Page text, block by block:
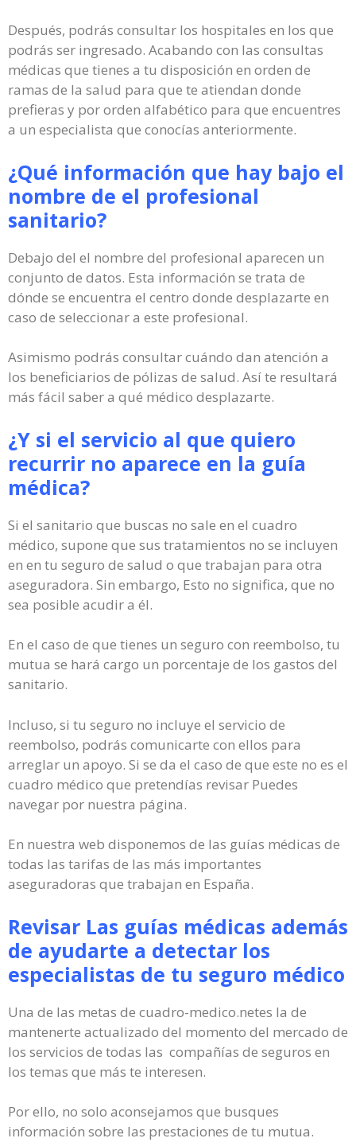
Después, podrás consultar los hospitales en los que
podrás ser ingresado. Acabando con las consultas
médicas que tienes a tu disposición en orden de
ramas de la salud para que te atiendan donde
prefieras y por orden alfabético para que encuentres
a un especialista que conocías anteriormente.
¿Qué información que hay bajo el
nombre de el profesional
sanitario?
Debajo del el nombre del profesional aparecen un
conjunto de datos. Esta información se trata de
dónde se encuentra el centro donde desplazarte en
caso de seleccionar a este profesional.
Asimismo podrás consultar cuándo dan atención a
los beneficiarios de pólizas de salud. Así te resultará
más fácil saber a qué médico desplazarte.
¿Y si el servicio al que quiero
recurrir no aparece en la guía
médica?
Si el sanitario que buscas no sale en el cuadro
médico, supone que sus tratamientos no se incluyen
en en tu seguro de salud o que trabajan para otra
aseguradora. Sin embargo, Esto no significa, que no
sea posible acudir a él.
En el caso de que tienes un seguro con reembolso, tu
mutua se hará cargo un porcentaje de los gastos del
sanitario.
Incluso, si tu seguro no incluye el servicio de
reembolso, podrás comunicarte con ellos para
arreglar un apoyo. Si se da el caso de que este no es el
cuadro médico que pretendías revisar Puedes
navegar por nuestra página.
En nuestra web disponemos de las guías médicas de
todas las tarifas de las más importantes
aseguradoras que trabajan en España.
Revisar Las guías médicas además
de ayudarte a detectar los
especialistas de tu seguro médico
Una de las metas de cuadro-medico.netes la de
mantenerte actualizado del momento del mercado de
los servicios de todas las compañías de seguros en
los temas que más te interesen.
Por ello, no solo aconsejamos que busques
información sobre las prestaciones de tu mutua.